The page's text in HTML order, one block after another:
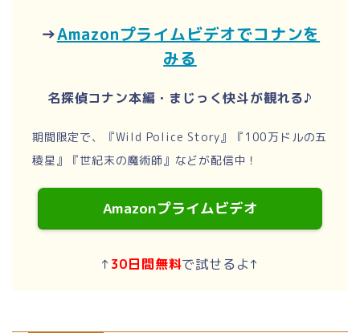
→Amazonプライムビデオでコナンを
みる
名探偵コナン本編・まじっく快斗が観れる♪
期間限定で、『Wild Police Story』『100万ドルの五
稜星』『世紀末の魔術師』などが配信中！
Amazonプライムビデオ
↑ 30日間無料で試せるよ↑